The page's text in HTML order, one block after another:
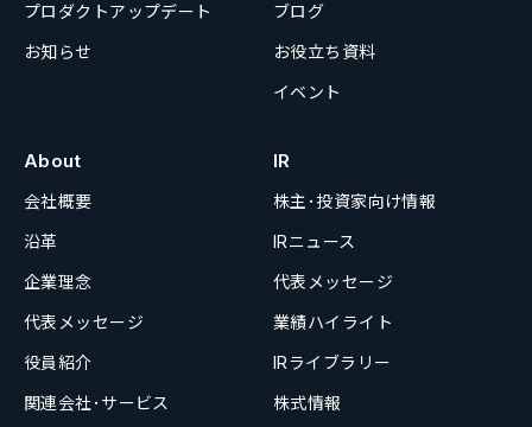
プロダクトアップデート
お知らせ
ブログ
お役立ち資料
イベント
About
会社概要
沿革
企業理念
代表メッセージ
役員紹介
関連会社･サービス
IR
株主･投資家向け情報
IRニュース
代表メッセージ
業績ハイライト
IRライブラリー
株式情報